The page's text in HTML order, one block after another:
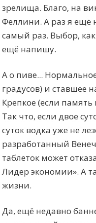
зрелища. Благо, на
Феллини. А раз я ещё
самый раз. Выбор,
ещё напишу.
А о пиве...
градусов) и ставшее
Крепкое (если память
Так что, если двое
суток водка уже не
разработанный
таблеток может
Лидер экономии». А
жизни.
Да, ещё недавно